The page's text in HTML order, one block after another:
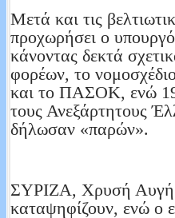
Μετά και τις
προχωρήσει ο
κάνοντας δεκτά
φορέων, το
και το ΠΑΣΟΚ, ενώ
τους Ανεξάρτητους
δήλωσαν «παρών».
ΣΥΡΙΖΑ, Χρυσή Αυγή
καταψηφίζουν, ενώ